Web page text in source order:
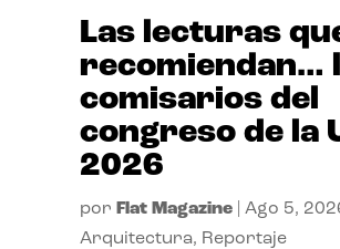
Las lecturas
recomiendan…
comisarios del
congreso de la
2026
por Flat Magazine| Ago 5,
Arquitectura, Reportaje